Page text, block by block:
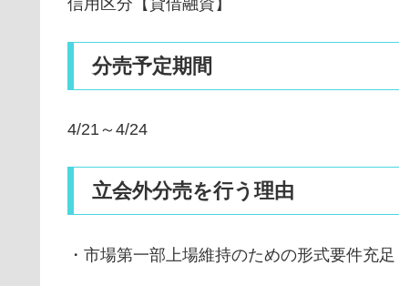
信用区分【貸借融資】
分売予定期間
4/21～4/24
立会外分売を行う理由
・市場第一部上場維持のための形式要件充足